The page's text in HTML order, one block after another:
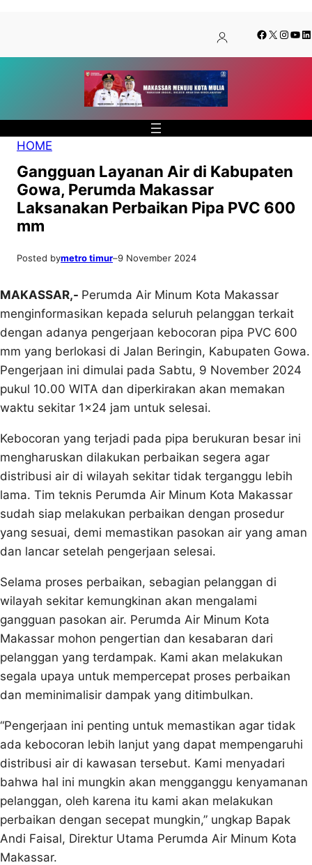
konten
content
Facebook
X
HOME
Gangguan Layanan Air di Kabupaten
Gowa, Perumda Makassar
Laksanakan Perbaikan Pipa PVC 600
mm
Posted bymetro timur–9 November 2024
MAKASSAR,- Perumda Air Minum Kota Makassar
menginformasikan kepada seluruh pelanggan terkait
dengan adanya pengerjaan kebocoran pipa PVC 600
mm yang berlokasi di Jalan Beringin, Kabupaten Gowa.
Pengerjaan ini dimulai pada Sabtu, 9 November 2024
pukul 10.00 WITA dan diperkirakan akan memakan
waktu sekitar 1×24 jam untuk selesai.
Kebocoran yang terjadi pada pipa berukuran besar ini
mengharuskan dilakukan perbaikan segera agar
distribusi air di wilayah sekitar tidak terganggu lebih
lama. Tim teknis Perumda Air Minum Kota Makassar
sudah siap melakukan perbaikan dengan prosedur
yang sesuai, demi memastikan pasokan air yang aman
dan lancar setelah pengerjaan selesai.
Selama proses perbaikan, sebagian pelanggan di
wilayah sekitar kemungkinan akan mengalami
gangguan pasokan air. Perumda Air Minum Kota
Makassar mohon pengertian dan kesabaran dari
pelanggan yang terdampak. Kami akan melakukan
segala upaya untuk mempercepat proses perbaikan
dan meminimalisir dampak yang ditimbulkan.
“Pengerjaan ini penting untuk memastikan agar tidak
ada kebocoran lebih lanjut yang dapat mempengaruhi
distribusi air di kawasan tersebut. Kami menyadari
bahwa hal ini mungkin akan mengganggu kenyamanan
pelanggan, oleh karena itu kami akan melakukan
perbaikan dengan secepat mungkin,” ungkap Bapak
Andi Faisal, Direktur Utama Perumda Air Minum Kota
Makassar.